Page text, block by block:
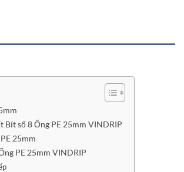
Bít số 8 Ống PE 25mm VINDRIP
25mm
PE 25mm VINDRIP